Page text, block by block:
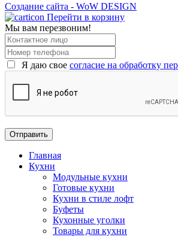
Создание сайта - WoW DESIGN
Перейти в корзину
Мы вам перезвоним!
Я даю свое согласие на обработку
Главная
Кухни
Модульные кухни
Готовые кухни
Кухни в стиле лофт
Буфеты
Кухонные уголки
Товары для кухни